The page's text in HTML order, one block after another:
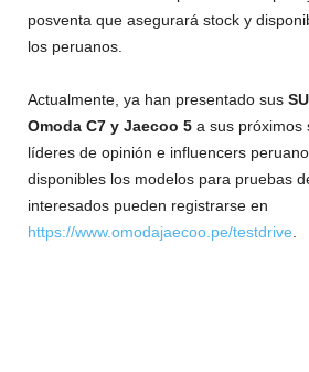
posventa que asegurará stock y
los peruanos.
Actualmente, ya han presentado sus
Omoda C7 y Jaecoo 5 a sus próximos
líderes de opinión e influencers
disponibles los modelos para pruebas
interesados pueden registrarse en
https://www.omodajaecoo.pe/testdrive